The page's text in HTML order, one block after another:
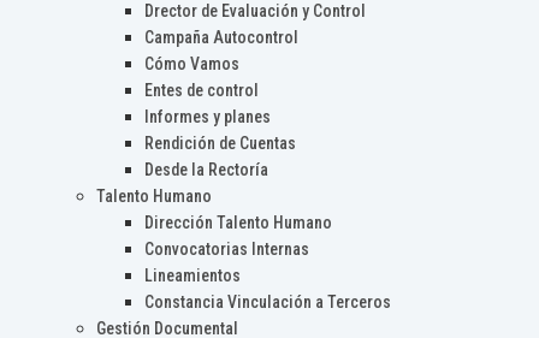
Drector de Evaluación y Control
Campaña Autocontrol
Cómo Vamos
Entes de control
Informes y planes
Rendición de Cuentas
Desde la Rectoría
Talento Humano
Dirección Talento Humano
Convocatorias Internas
Lineamientos
Constancia Vinculación a Terceros
Gestión Documental